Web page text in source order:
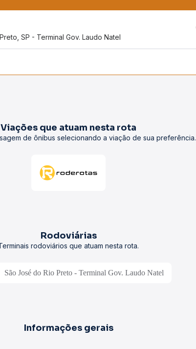
SP - Terminal Gov. Laudo Natel
Viações que atuam nesta rota
de ônibus selecionando a viação de sua preferência.
Rodoviárias
rodoviários que atuam nesta rota.
São José do Rio Preto - Terminal Gov. Laudo Natel
Informações gerais